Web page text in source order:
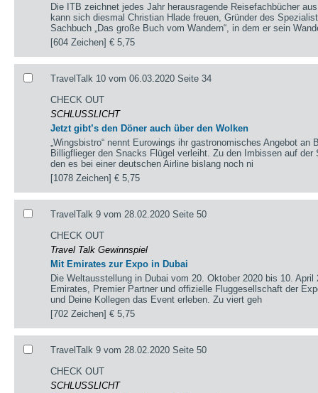
Die ITB zeichnet jedes Jahr herausragende Reisefachbücher
kann sich diesmal Christian Hlade freuen, Gründer des
Sachbuch „Das große Buch vom Wandern“, in dem er sein
[604 Zeichen]€ 5,75
TravelTalk 10 vom 06.03.2020 Seite 34
CHECK OUT
SCHLUSSLICHT
Jetzt gibt’s den Döner auch über den Wolken
„Wingsbistro“ nennt Eurowings ihr gastronomisches Angebot
Billigflieger den Snacks Flügel verleiht. Zu den Imbissen auf der
den es bei einer deutschen Airline bislang noch ni
[1078 Zeichen]€ 5,75
TravelTalk 9 vom 28.02.2020 Seite 50
CHECK OUT
Travel Talk Gewinnspiel
Mit Emirates zur Expo in Dubai
Die Weltausstellung in Dubai vom 20. Oktober 2020 bis 10.
Emirates, Premier Partner und offizielle Fluggesellschaft der
und Deine Kollegen das Event erleben. Zu viert geh
[702 Zeichen]€ 5,75
TravelTalk 9 vom 28.02.2020 Seite 50
CHECK OUT
SCHLUSSLICHT